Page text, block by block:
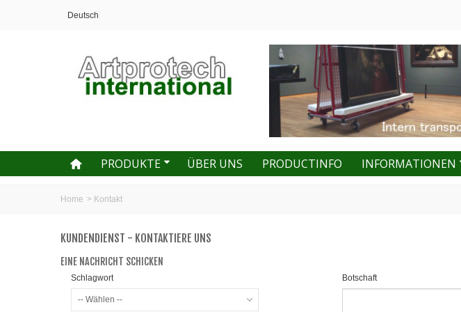
Deutsch
PRODUKTE ÜBER UNS PRODUCTINFO INFORMATIONEN
Home > Kontakt
KUNDENDIENST - KONTAKTIERE UNS
EINE NACHRICHT SCHICKEN
Schlagwort
-- Wählen --
Botschaft